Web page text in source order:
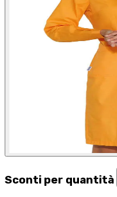
Sconti per quantità